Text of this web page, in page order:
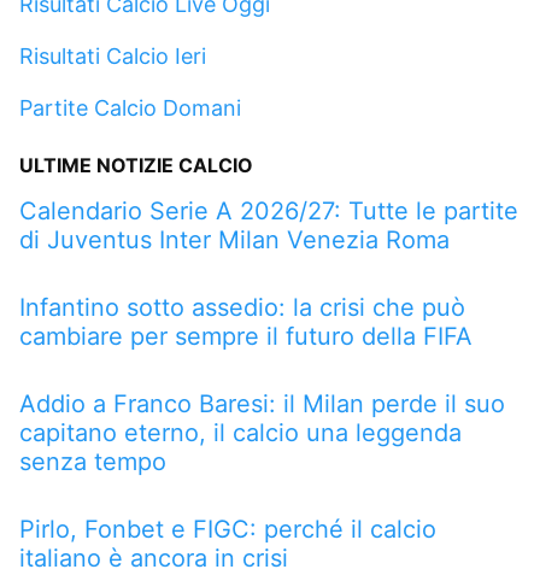
Risultati Calcio Ieri
Partite Calcio Domani
ULTIME NOTIZIE CALCIO
Calendario Serie A 2026/27: Tutte le partite
di Juventus Inter Milan Venezia Roma
Infantino sotto assedio: la crisi che può
cambiare per sempre il futuro della FIFA
Addio a Franco Baresi: il Milan perde il suo
capitano eterno, il calcio una leggenda
senza tempo
Pirlo, Fonbet e FIGC: perché il calcio
italiano è ancora in crisi